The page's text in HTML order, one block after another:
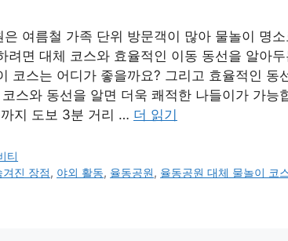
은 여름철 가족 단위 방문객이 많아 물놀이 명
려면 대체 코스와 효율적인 이동 동선을 알아
코스는 어디가 좋을까요? 그리고 효율적인 동
스와 동선을 알면 더욱 쾌적한 나들이가 가
지 도보 3분 거리 … 더 읽기
티
겨진 장점, 야외 활동, 율동공원, 율동공원 대체 물놀이 코